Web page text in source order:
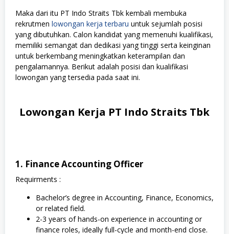
Maka dari itu PT Indo Straits Tbk kembali membuka
rekrutmen lowongan kerja terbaru untuk sejumlah posisi
yang dibutuhkan. Calon kandidat yang memenuhi kualifikasi,
memiliki semangat dan dedikasi yang tinggi serta keinginan
untuk berkembang meningkatkan keterampilan dan
pengalamannya. Berikut adalah posisi dan kualifikasi
lowongan yang tersedia pada saat ini.
Lowongan Kerja PT Indo Straits Tbk
1. Finance Accounting Officer
Requirments :
Bachelor’s degree in Accounting, Finance, Economics,
or related field.
2-3 years of hands-on experience in accounting or
finance roles, ideally full-cycle and month-end close.